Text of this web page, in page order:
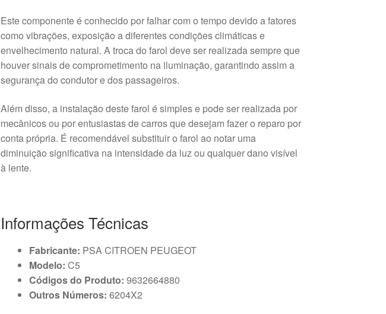
Este componente é conhecido por falhar com o tempo devido a fatores
como vibrações, exposição a diferentes condições climáticas e
envelhecimento natural. A troca do farol deve ser realizada sempre que
houver sinais de comprometimento na iluminação, garantindo assim a
segurança do condutor e dos passageiros.
Além disso, a instalação deste farol é simples e pode ser realizada por
mecânicos ou por entusiastas de carros que desejam fazer o reparo por
conta própria. É recomendável substituir o farol ao notar uma
diminuição significativa na intensidade da luz ou qualquer dano visível
à lente.
Informações Técnicas
Fabricante: PSA CITROEN PEUGEOT
Modelo: C5
Códigos do Produto: 9632664880
Outros Números: 6204X2